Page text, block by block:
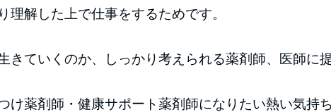
理解した上で仕事をするためです。
きていくのか、しっかり考えられる薬剤師、医師に
け薬剤師・健康サポート薬剤師になりたい熱い気持